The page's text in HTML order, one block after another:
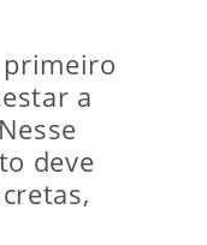
a
deve